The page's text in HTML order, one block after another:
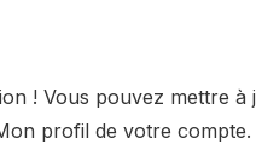
! Vous pouvez mettre
profil de votre compte.